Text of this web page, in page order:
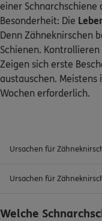
einer
Besonderheit: Die
Denn Zähneknirschen
Schienen.
Zeigen sich erste
austauschen. Meistens
Wochen erforderlich.
Ursachen für
Ursachen für
Welche